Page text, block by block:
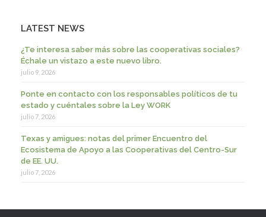
LATEST NEWS
¿Te interesa saber más sobre las cooperativas sociales?
Échale un vistazo a este nuevo libro.
julio 9, 2026
Ponte en contacto con los responsables políticos de tu
estado y cuéntales sobre la Ley WORK
julio 7, 2026
Texas y amigues: notas del primer Encuentro del
Ecosistema de Apoyo a las Cooperativas del Centro-Sur
de EE. UU.
julio 7, 2026